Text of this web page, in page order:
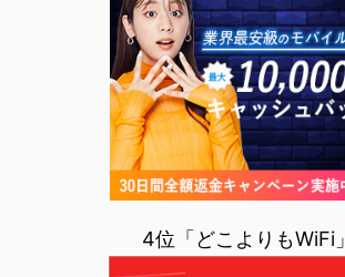
4位「どこよりもWiFi」